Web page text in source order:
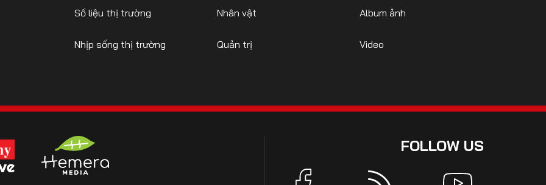
ngocvu.vneconomy@gmail.com
Số liệu thị trường
Nhịp sống thị trường
Nhân vật
Quản trị
Album ảnh
Video
FOLLOW US